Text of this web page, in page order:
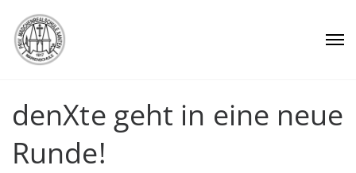
denXte geht in eine neue
Runde!